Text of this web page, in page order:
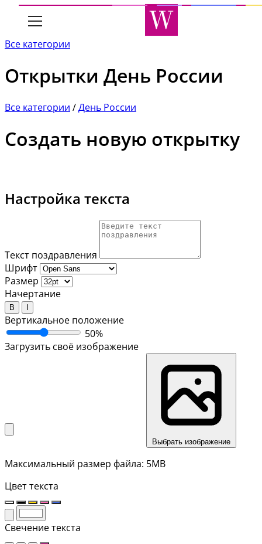
Все категории
Открытки День России
Все категории /День России
Создать новую открытку
Настройка текста
Текст поздравления
Шрифт
Размер
Начертание
B I
Вертикальное положение
50%
Загрузить своё изображение
Выбрать изображение
Максимальный размер файла: 5MB
Цвет текста
Свечение текста